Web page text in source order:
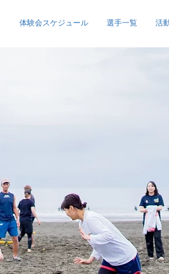
体験会スケジュール 選手一覧 活